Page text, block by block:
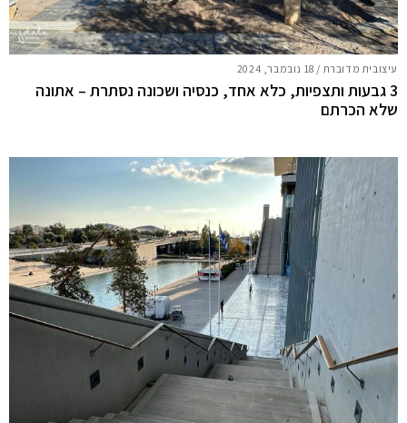
עיצובית מדוברת / 18 נובמבר, 2024
3 גבעות ותצפיות, כלא אחד, כנסיה ושכונה נסתרת – אתונה
שלא הכרתם